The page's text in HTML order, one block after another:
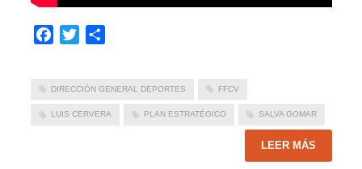
Facebook
Twitter
DIRECCIÓN GENERAL DEPORTES FFCV
LUIS CERVERA PLAN ESTRATÉGICO SALVA GOMAR
LEER MÁS